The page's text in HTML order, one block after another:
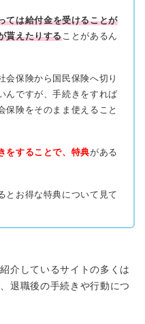
ては給付金を受けることが
貰えたりすることがあるん
会保険から国民保険へ切り
んですが、手続きをすれば
保険をそのまま使えること
をすることで、特典がある
とお得な特典について見て
介しているサイトの多くは
退職後の手続きや行動につ